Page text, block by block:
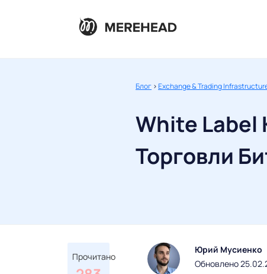
Блог >Exchange & Trading
White Label
Торговли
Прочитано
Юрий Мусиенко
Обновлено